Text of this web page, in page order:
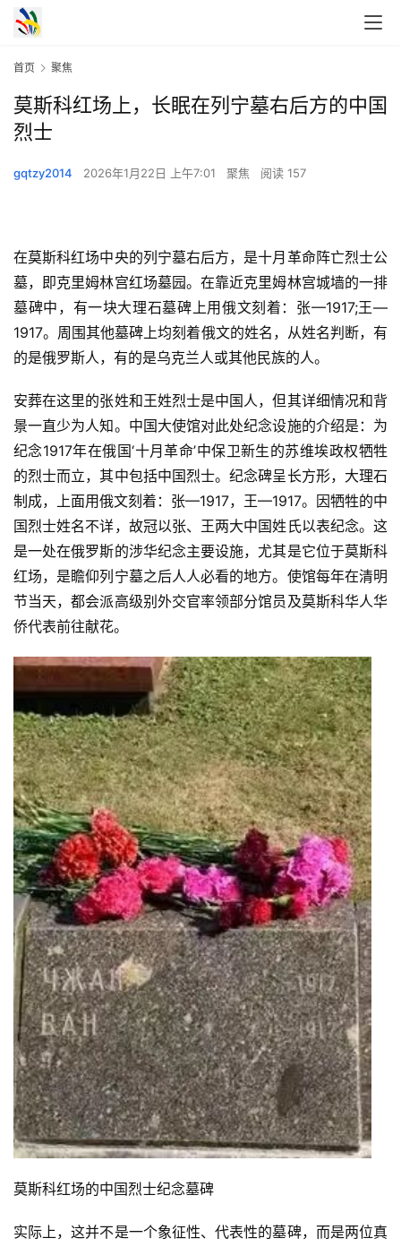
首页 聚焦
莫斯科红场上，长眠在列宁墓右后方的中国
烈士
gqtzy2014 2026年1月22日 上午7:01 聚焦 阅读 157
在莫斯科红场中央的列宁墓右后方，是十月革命阵亡烈士公
墓，即克里姆林宫红场墓园。在靠近克里姆林宫城墙的一排
墓碑中，有一块大理石墓碑上用俄文刻着：张—1917;王—
1917。周围其他墓碑上均刻着俄文的姓名，从姓名判断，有
的是俄罗斯人，有的是乌克兰人或其他民族的人。
安葬在这里的张姓和王姓烈士是中国人，但其详细情况和背
景一直少为人知。中国大使馆对此处纪念设施的介绍是：为
纪念1917年在俄国‘十月革命’中保卫新生的苏维埃政权牺牲
的烈士而立，其中包括中国烈士。纪念碑呈长方形，大理石
制成，上面用俄文刻着：张—1917，王—1917。因牺牲的中
国烈士姓名不详，故冠以张、王两大中国姓氏以表纪念。这
是一处在俄罗斯的涉华纪念主要设施，尤其是它位于莫斯科
红场，是瞻仰列宁墓之后人人必看的地方。使馆每年在清明
节当天，都会派高级别外交官率领部分馆员及莫斯科华人华
侨代表前往献花。
莫斯科红场的中国烈士纪念墓碑
实际上，这并不是一个象征性、代表性的墓碑，而是两位真